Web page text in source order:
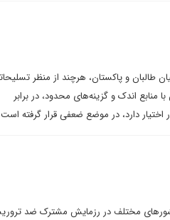
طالبان و پاکستان، هرچند از منظر
منابع اندک و گزینه‌های محدود، در برابر
اختیار دارد، در موضع ضعفی قرار گرفته
مختلف در رزمایش مشترک ضد